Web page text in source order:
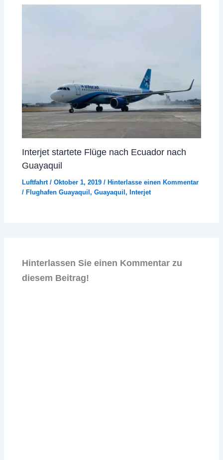
Interjet startete Flüge nach Ecuador nach
Guayaquil
Luftfahrt/Oktober 1, 2019/ Hinterlasse einen Kommentar
/ Flughafen Guayaquil,Guayaquil, Interjet
Hinterlassen Sie einen Kommentar zu
diesem Beitrag!